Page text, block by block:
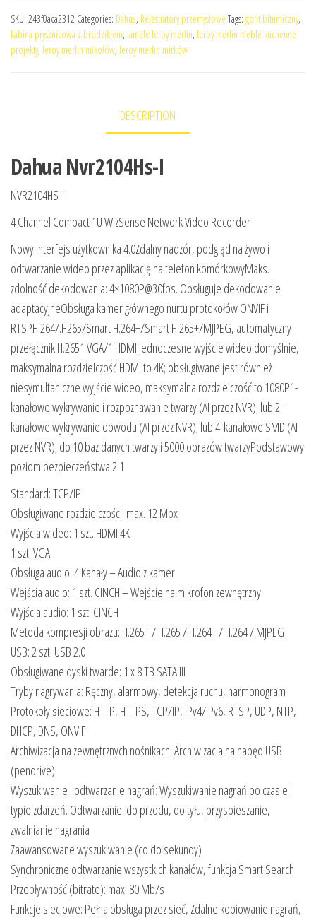
SKU: 243f0aca2312 Categories: Dahua, Rejestratory przemysłowe Tags: gont bitumiczny,
kabina prysznicowa z brodzikiem, lamele leroy merlin, leroy merlin meble kuchenne
projekty, leroy merlin mikołów, leroy merlin mirków
DESCRIPTION
Dahua Nvr2104Hs-I
NVR2104HS-I
4 Channel Compact 1U WizSense Network Video Recorder
Nowy interfejs użytkownika 4.0Zdalny nadzór, podgląd na żywo i
odtwarzanie wideo przez aplikację na telefon komórkowyMaks.
zdolność dekodowania: 4×1080P@30fps. Obsługuje dekodowanie
adaptacyjneObsługa kamer głównego nurtu protokołów ONVIF i
RTSPH.264/.H265/Smart H.264+/Smart H.265+/MJPEG, automatyczny
przełącznik H.2651 VGA/1 HDMI jednoczesne wyjście wideo domyślnie,
maksymalna rozdzielczość HDMI to 4K; obsługiwane jest również
niesymultaniczne wyjście wideo, maksymalna rozdzielczość to 1080P1-
kanałowe wykrywanie i rozpoznawanie twarzy (AI przez NVR); lub 2-
kanałowe wykrywanie obwodu (AI przez NVR); lub 4-kanałowe SMD (AI
przez NVR); do 10 baz danych twarzy i 5000 obrazów twarzyPodstawowy
poziom bezpieczeństwa 2.1
Standard: TCP/IP
Obsługiwane rozdzielczości: max. 12 Mpx
Wyjścia wideo: 1 szt. HDMI 4K
1 szt. VGA
Obsługa audio: 4 Kanały – Audio z kamer
Wejścia audio: 1 szt. CINCH – Wejście na mikrofon zewnętrzny
Wyjścia audio: 1 szt. CINCH
Metoda kompresji obrazu: H.265+ / H.265 / H.264+ / H.264 / MJPEG
USB: 2 szt. USB 2.0
Obsługiwane dyski twarde: 1 x 8 TB SATA III
Tryby nagrywania: Ręczny, alarmowy, detekcja ruchu, harmonogram
Protokoły sieciowe: HTTP, HTTPS, TCP/IP, IPv4/IPv6, RTSP, UDP, NTP,
DHCP, DNS, ONVIF
Archiwizacja na zewnętrznych nośnikach: Archiwizacja na napęd USB
(pendrive)
Wyszukiwanie i odtwarzanie nagrań: Wyszukiwanie nagrań po czasie i
typie zdarzeń. Odtwarzanie: do przodu, do tyłu, przyspieszanie,
zwalnianie nagrania
Zaawansowane wyszukiwanie (co do sekundy)
Synchroniczne odtwarzanie wszystkich kanałów, funkcja Smart Search
Przepływność (bitrate): max. 80 Mb/s
Funkcje sieciowe: Pełna obsługa przez sieć, Zdalne kopiowanie nagrań,